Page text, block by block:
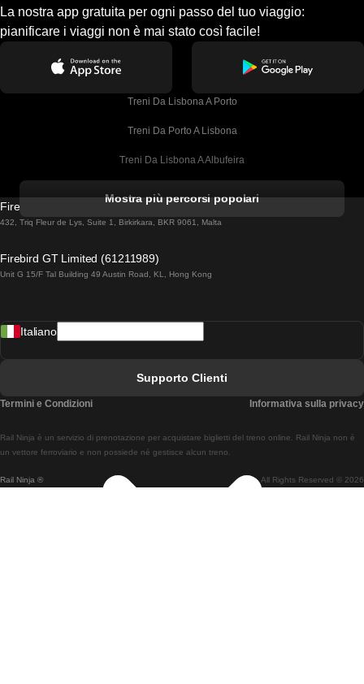
La nostra app gratuita per ogni passo del tuo viaggio:
pianificare i viaggi non è mai stato così facile!
Treni Da Lisbona A Porto
Treni Da Porto A Lisbona
Treni Da Lisbona A Albufeira
Treni Da Lisbona A Lagos
Treni Da Lisbona A Madrid
Treni Da Lisbon A Braga
Treni Da Braga A Lisbona
Mostra più percorsi popolari
Firebird GT Limited (OC 1451)
432, Triq Fleur de Lys, Suite 1, Birkirkara, BKR 9061, Malta
Firebird GT Limited (61211989)
Unit G 15/F Tal Building 49 Austin Road, KL, Hong Kong
Rail Ninja ® All Rights Reserved © 2026
Rail Ninja è un servizio di prenotazione per acquistare biglietti del treno online. Rail Ninja non è
un vettore ferroviario e non possiede né gestisce alcun treno.
Italiano
Supporto Clienti
Termini e Condizioni Informativa sulla privacy